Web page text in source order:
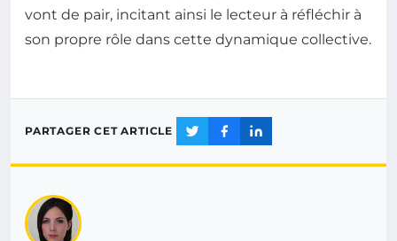
vont de pair, incitant ainsi le lecteur à réfléchir à
son propre rôle dans cette dynamique collective.
PARTAGER CET ARTICLE